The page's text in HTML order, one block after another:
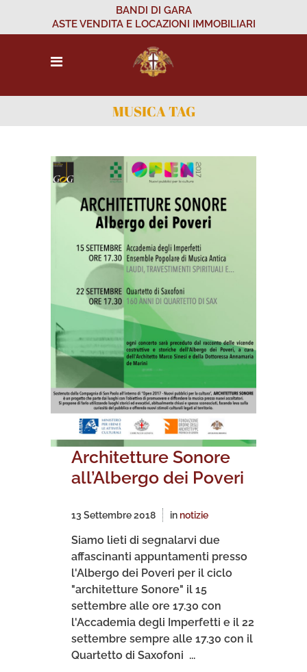
BANDI DI GARA
ASTE VENDITA E LOCAZIONI IMMOBILIARI
MUSICA TAG
Architetture Sonore
all’Albergo dei Poveri
13 Settembre 2018 in notizie
Siamo lieti di segnalarvi due
affascinanti appuntamenti presso
l'Albergo dei Poveri per il ciclo
"architetture Sonore" il 15
settembre alle ore 17.30 con
l'Accademia degli Imperfetti e il 22
settembre sempre alle 17.30 con il
Quartetto di Saxofoni ...